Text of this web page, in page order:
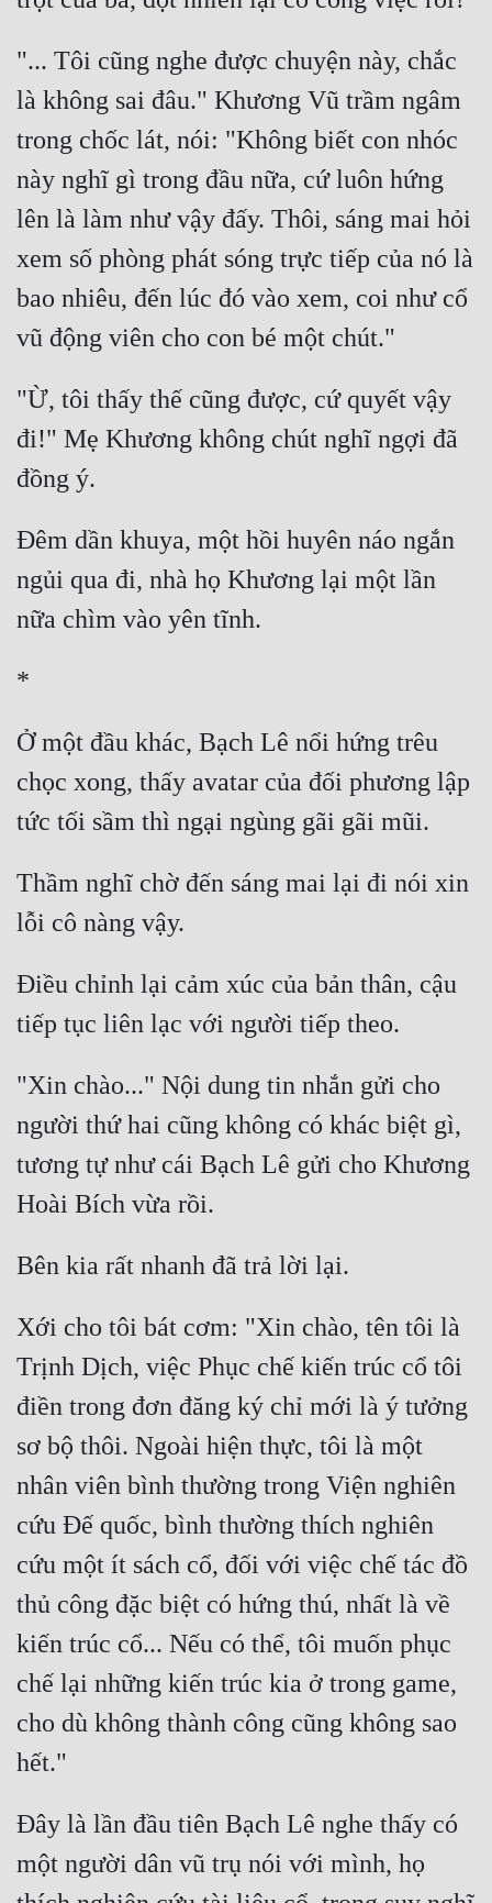
"... Tôi cũng nghe được chuyện này, chắc
là không sai đâu." Khương Vũ trầm ngâm
trong chốc lát, nói: "Không biết con nhóc
này nghĩ gì trong đầu nữa, cứ luôn hứng
lên là làm như vậy đấy. Thôi, sáng mai hỏi
xem số phòng phát sóng trực tiếp của nó là
bao nhiêu, đến lúc đó vào xem, coi như cổ
"Ừ, tôi thấy thế cũng được, cứ quyết vậy
đi!" Mẹ Khương không chút nghĩ ngợi đã
Đêm dần khuya, một hồi huyên náo ngắn
ngủi qua đi, nhà họ Khương lại một lần
Ở một đầu khác, Bạch Lê nổi hứng trêu
chọc xong, thấy avatar của đối phương lập
Thầm nghĩ chờ đến sáng mai lại đi nói xin
Điều chỉnh lại cảm xúc của bản thân, cậu
"Xin chào..." Nội dung tin nhắn gửi cho
người thứ hai cũng không có khác biệt gì,
tương tự như cái Bạch Lê gửi cho Khương
Xới cho tôi bát cơm: "Xin chào, tên tôi là
Trịnh Dịch, việc Phục chế kiến trúc cổ tôi
điền trong đơn đăng ký chỉ mới là ý tưởng
sơ bộ thôi. Ngoài hiện thực, tôi là một
nhân viên bình thường trong Viện nghiên
cứu Đế quốc, bình thường thích nghiên
cứu một ít sách cổ, đối với việc chế tác đồ
thủ công đặc biệt có hứng thú, nhất là về
kiến trúc cổ... Nếu có thể, tôi muốn phục
chế lại những kiến trúc kia ở trong game,
cho dù không thành công cũng không sao
Đây là lần đầu tiên Bạch Lê nghe thấy có
một người dân vũ trụ nói với mình, họ